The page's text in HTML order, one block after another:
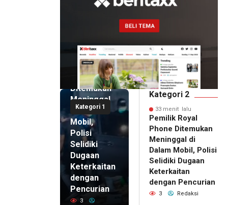
Kategori 1
lalu
Pemilik
Royal
Phone
Ditemukan
Meninggal
di Dalam
Mobil,
Polisi
Selidiki
Dugaan
Keterkaitan
dengan
Pencurian
3
Kategori 2
33 menit lalu
Pemilik Royal
Phone Ditemukan
Meninggal di
Dalam Mobil, Polisi
Selidiki Dugaan
Keterkaitan
dengan Pencurian
3 Redaksi